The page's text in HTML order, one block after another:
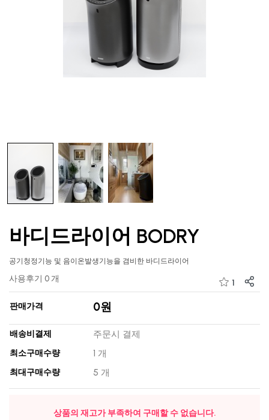
바디드라이어 BODRY
공기청정기능 및 음이온발생기능을 겸비한 바디드라이어
사용후기 0 개 1
판매가격 0원
배송비결제 주문시 결제
최소구매수량 1 개
최대구매수량 5 개
상품의 재고가 부족하여 구매할 수 없습니다.